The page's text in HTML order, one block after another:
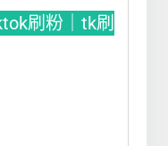
刷粉｜tk刷